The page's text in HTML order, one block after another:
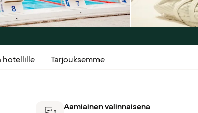
hotellille Tarjouksemme
Aamiainen valinnaisena